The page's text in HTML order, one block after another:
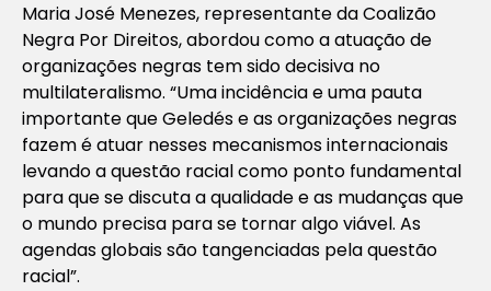
Maria José Menezes, representante da Coalizão
Negra Por Direitos, abordou como a atuação de
organizações negras tem sido decisiva no
multilateralismo. “Uma incidência e uma pauta
importante que Geledés e as organizações negras
fazem é atuar nesses mecanismos internacionais
levando a questão racial como ponto fundamental
para que se discuta a qualidade e as mudanças que
o mundo precisa para se tornar algo viável. As
agendas globais são tangenciadas pela questão
racial”.